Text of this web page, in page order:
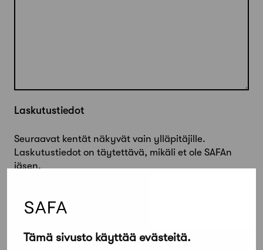
Tämä sivusto käyttää evästeitä.
Laskutustiedot
Seuraavat kentät näkyvät vain ylläpitäjille.
Laskutustiedot on täytettävä, mikäli et ole SAFAn
jäsen.
Laskutustapa